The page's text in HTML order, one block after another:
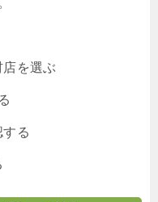
を選ぶ
る